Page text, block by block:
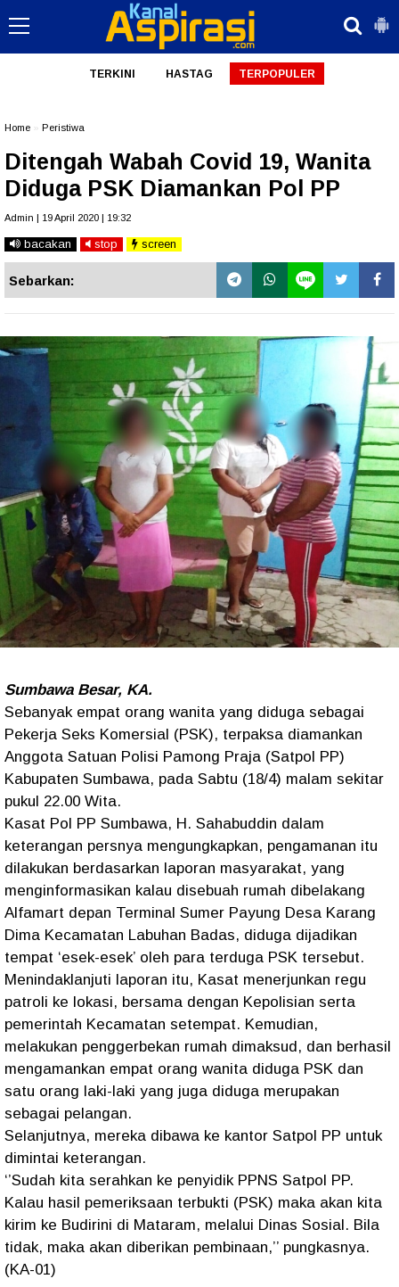
TERKINI HASTAG TERPOPULER
Home Peristiwa
Ditengah Wabah Covid 19, Wanita
Diduga PSK Diamankan Pol PP
Admin | 19 April 2020 | 19:32
bacakan stop screen
Sebarkan:
Sumbawa Besar, KA.
Sebanyak empat orang wanita yang diduga sebagai
Pekerja Seks Komersial (PSK), terpaksa diamankan
Anggota Satuan Polisi Pamong Praja (Satpol PP)
Kabupaten Sumbawa, pada Sabtu (18/4) malam sekitar
pukul 22.00 Wita.
Kasat Pol PP Sumbawa, H. Sahabuddin dalam
keterangan persnya mengungkapkan, pengamanan itu
dilakukan berdasarkan laporan masyarakat, yang
menginformasikan kalau disebuah rumah dibelakang
Alfamart depan Terminal Sumer Payung Desa Karang
Dima Kecamatan Labuhan Badas, diduga dijadikan
tempat ‘esek-esek’ oleh para terduga PSK tersebut.
Menindaklanjuti laporan itu, Kasat menerjunkan regu
patroli ke lokasi, bersama dengan Kepolisian serta
pemerintah Kecamatan setempat. Kemudian,
melakukan penggerbekan rumah dimaksud, dan berhasil
mengamankan empat orang wanita diduga PSK dan
satu orang laki-laki yang juga diduga merupakan
sebagai pelangan.
Selanjutnya, mereka dibawa ke kantor Satpol PP untuk
dimintai keterangan.
‘’Sudah kita serahkan ke penyidik PPNS Satpol PP.
Kalau hasil pemeriksaan terbukti (PSK) maka akan kita
kirim ke Budirini di Mataram, melalui Dinas Sosial. Bila
tidak, maka akan diberikan pembinaan,’’ pungkasnya.
(KA-01)